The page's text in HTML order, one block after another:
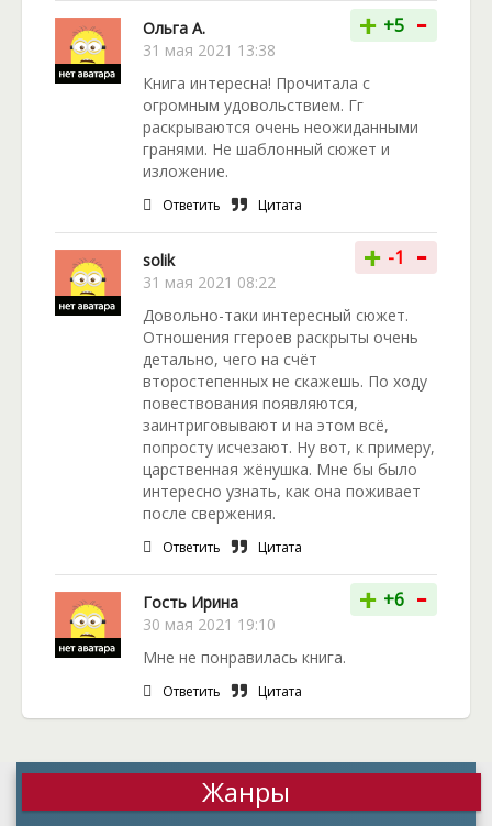
Ольга А.
31 мая 2021 13:38
+ +5 -
Книга интересна! Прочитала с
огромным удовольствием. Гг
раскрываются очень неожиданными
гранями. Не шаблонный сюжет и
изложение.
Ответить Цитата
solik
31 мая 2021 08:22
+ -1 -
Довольно-таки интересный сюжет.
Отношения ггероев раскрыты очень
детально, чего на счёт
второстепенных не скажешь. По ходу
повествования появляются,
заинтриговывают и на этом всё,
попросту исчезают. Ну вот, к примеру,
царственная жёнушка. Мне бы было
интересно узнать, как она поживает
после свержения.
Ответить Цитата
Гость Ирина
30 мая 2021 19:10
+ +6 -
Мне не понравилась книга.
Ответить Цитата
Жанры